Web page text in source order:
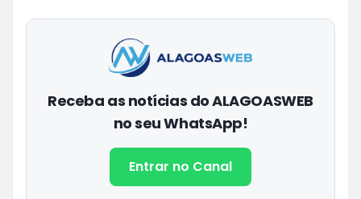
Receba as notícias do ALAGOASWEB
no seu WhatsApp!
Entrar no Canal